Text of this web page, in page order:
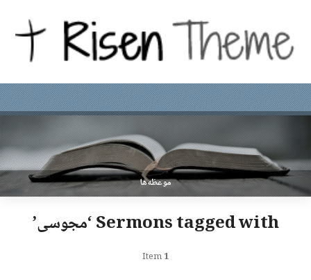
موعظه‌ها
Sermons tagged with ‘مجوسی’
1